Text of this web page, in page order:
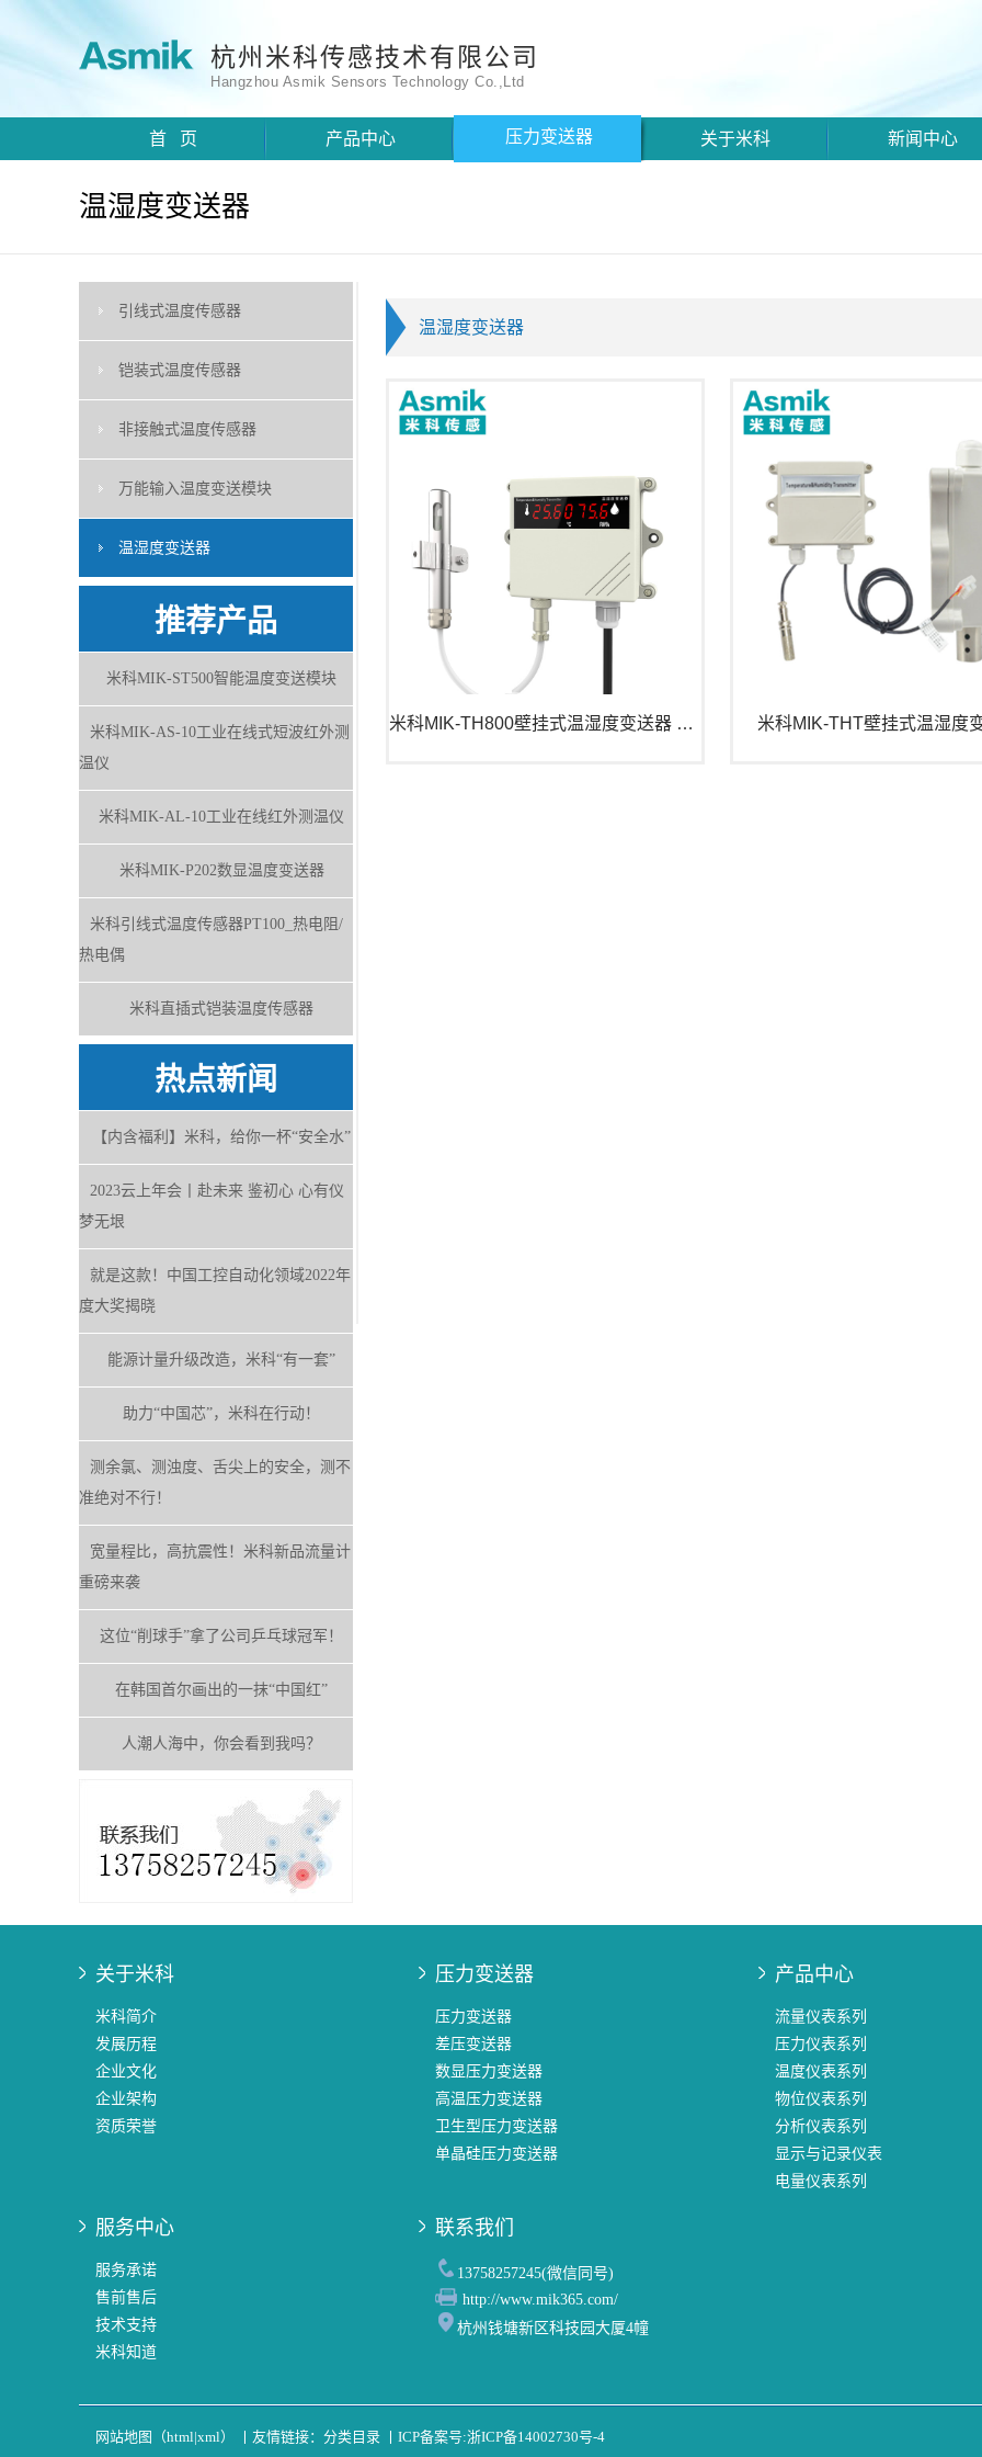
杭州米科传感技术有限公司
Hangzhou Asmik Sensors Technology Co.,Ltd
首 页 产品中心 压力变送器 关于米科 新闻中心
温湿度变送器
引线式温度传感器
铠装式温度传感器
非接触式温度传感器
万能输入温度变送模块
温湿度变送器
推荐产品
米科MIK-ST500智能温度变送模块
米科MIK-AS-10工业在线式短波红外测
温仪
米科MIK-AL-10工业在线红外测温仪
米科MIK-P202数显温度变送器
米科引线式温度传感器PT100_热电阻/
热电偶
米科直插式铠装温度传感器
热点新闻
【内含福利】米科，给你一杯“安全水”
2023云上年会丨赴未来 鉴初心 心有仪
梦无垠
就是这款！中国工控自动化领域2022年
度大奖揭晓
能源计量升级改造，米科“有一套”
助力“中国芯”，米科在行动！
测余氯、测浊度、舌尖上的安全，测不
准绝对不行！
宽量程比，高抗震性！米科新品流量计
重磅来袭
这位“削球手”拿了公司乒乓球冠军！
在韩国首尔画出的一抹“中国红”
人潮人海中，你会看到我吗？
温湿度变送器
米科MIK-TH800壁挂式温湿度变送器 升级款 米科MIK-THT壁挂式温湿度
关于米科
米科简介
发展历程
企业文化
企业架构
资质荣誉
压力变送器
压力变送器
差压变送器
数显压力变送器
高温压力变送器
卫生型压力变送器
单晶硅压力变送器
产品中心
流量仪表系列
压力仪表系列
温度仪表系列
物位仪表系列
分析仪表系列
显示与记录仪表
电量仪表系列
服务中心
服务承诺
售前售后
技术支持
米科知道
联系我们
13758257245(微信同号)
http://www.mik365.com/
杭州钱塘新区科技园大厦4幢
网站地图（html|xml） 友情链接： 分类目录 ICP备案号:浙ICP备14002730号-4